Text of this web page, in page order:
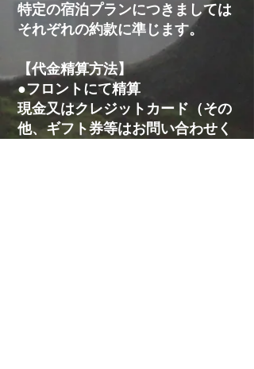
特定の宿泊プランにつきましては
それぞれの約款に準じます。
【代金精算方法】
●フロントにて精算
現金又はクレジットカード（その
他、ギフト券等はお問い合わせく